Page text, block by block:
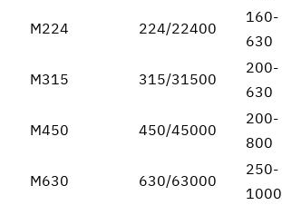
М224 224/22400
160-
630
М315 315/31500
200-
630
М450 450/45000
200-
800
М630 630/63000
250-
1000